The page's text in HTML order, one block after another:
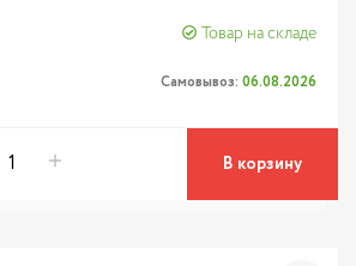
Товар на складе
Самовывоз: 06.08.2026
В корзину